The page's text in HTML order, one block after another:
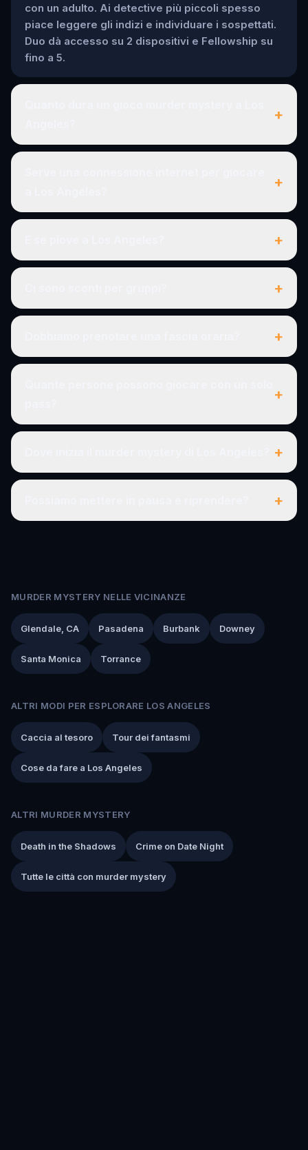
con un adulto. Ai detective più piccoli spesso
piace leggere gli indizi e individuare i sospettati.
Duo dà accesso su 2 dispositivi e Fellowship su
fino a 5.
+
+
+
+
+
+
+
+
MURDER MYSTERY NELLE VICINANZE
Glendale, CA Pasadena Burbank Downey
Santa Monica Torrance
ALTRI MODI PER ESPLORARE LOS ANGELES
Caccia al tesoro Tour dei fantasmi
Cose da fare a Los Angeles
ALTRI MURDER MYSTERY
Death in the Shadows Crime on Date Night
Tutte le città con murder mystery